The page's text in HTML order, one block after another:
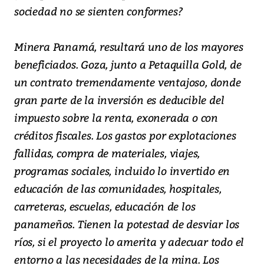
sociedad no se sienten conformes?
Minera Panamá, resultará uno de los mayores
beneficiados. Goza, junto a Petaquilla Gold, de
un contrato tremendamente ventajoso, donde
gran parte de la inversión es deducible del
impuesto sobre la renta, exonerada o con
créditos fiscales. Los gastos por explotaciones
fallidas, compra de materiales, viajes,
programas sociales, incluido lo invertido en
educación de las comunidades, hospitales,
carreteras, escuelas, educación de los
panameños. Tienen la potestad de desviar los
ríos, si el proyecto lo amerita y adecuar todo el
entorno a las necesidades de la mina. Los